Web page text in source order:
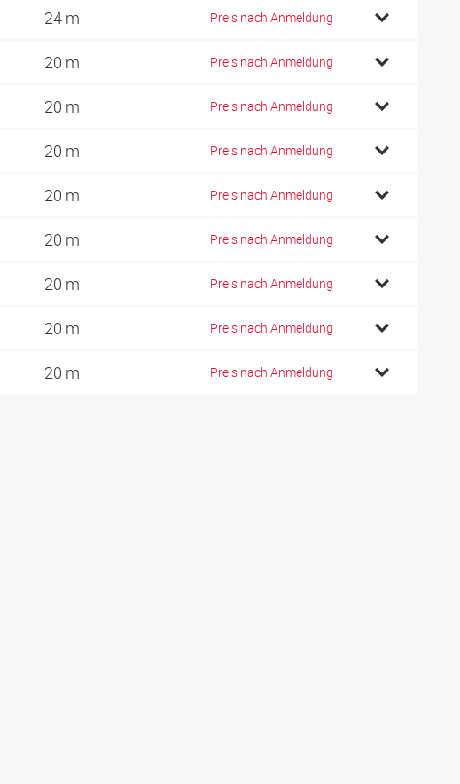
24 m Preis nach Anmeldung
20 m Preis nach Anmeldung
20 m Preis nach Anmeldung
20 m Preis nach Anmeldung
20 m Preis nach Anmeldung
20 m Preis nach Anmeldung
20 m Preis nach Anmeldung
20 m Preis nach Anmeldung
20 m Preis nach Anmeldung